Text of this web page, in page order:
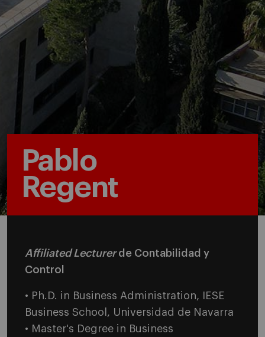
Pablo
Regent
Affiliated Lecturerde Contabilidad y
Control
• Ph.D. in Business Administration, IESE
Business School, Universidad de Navarra
• Master's Degree in Business